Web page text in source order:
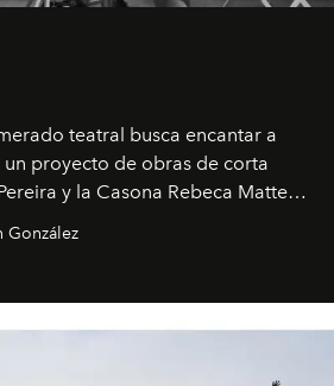
teatral busca encantar a
proyecto de obras de corta
y la Casona Rebeca Matte
que han albergado estas
en escena son limpias; ponen el
González